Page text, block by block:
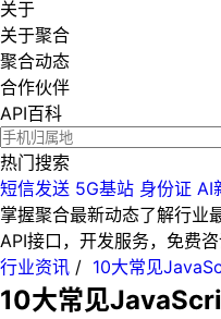
关于
关于聚合
聚合动态
合作伙伴
API百科
热门搜索
短信发送 5G基站 身份证 AI
掌握聚合最新动态了解行业
API接口，开发服务，免费
行业资讯 / 10大常见
10大常见